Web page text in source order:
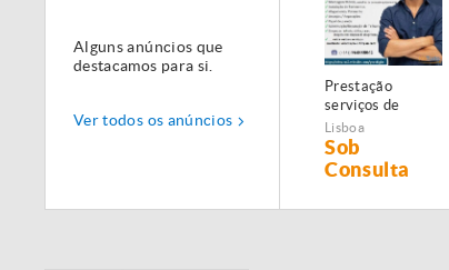
Alguns anúncios que
destacamos para si.
Ver todos os anúncios
Prestação
serviços de
Manutenção,
Restauro e
Remodelação de
imóveis!
Lisboa
Sob
Consulta